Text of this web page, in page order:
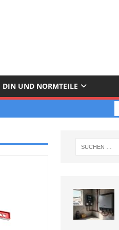
DIN UND NORMTEILE